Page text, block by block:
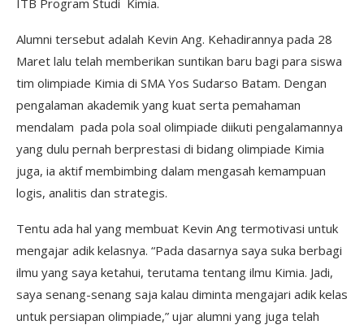
Alumni tersebut adalah Kevin Ang. Kehadirannya pada 28
Maret lalu telah memberikan suntikan baru bagi para siswa
tim olimpiade Kimia di SMA Yos Sudarso Batam. Dengan
pengalaman akademik yang kuat serta pemahaman
mendalam pada pola soal olimpiade diikuti pengalamannya
yang dulu pernah berprestasi di bidang olimpiade Kimia
juga, ia aktif membimbing dalam mengasah kemampuan
logis, analitis dan strategis.
Tentu ada hal yang membuat Kevin Ang termotivasi untuk
mengajar adik kelasnya. “Pada dasarnya saya suka berbagi
ilmu yang saya ketahui, terutama tentang ilmu Kimia. Jadi,
saya senang-senang saja kalau diminta mengajari adik kelas
untuk persiapan olimpiade,” ujar alumni yang juga telah